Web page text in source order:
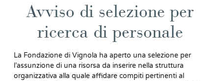
Avviso di selezione per
ricerca di personale
La Fondazione di Vignola ha aperto una selezione per
l’assunzione di una risorsa da inserire nella struttura
organizzativa alla quale affidare compiti pertinenti al